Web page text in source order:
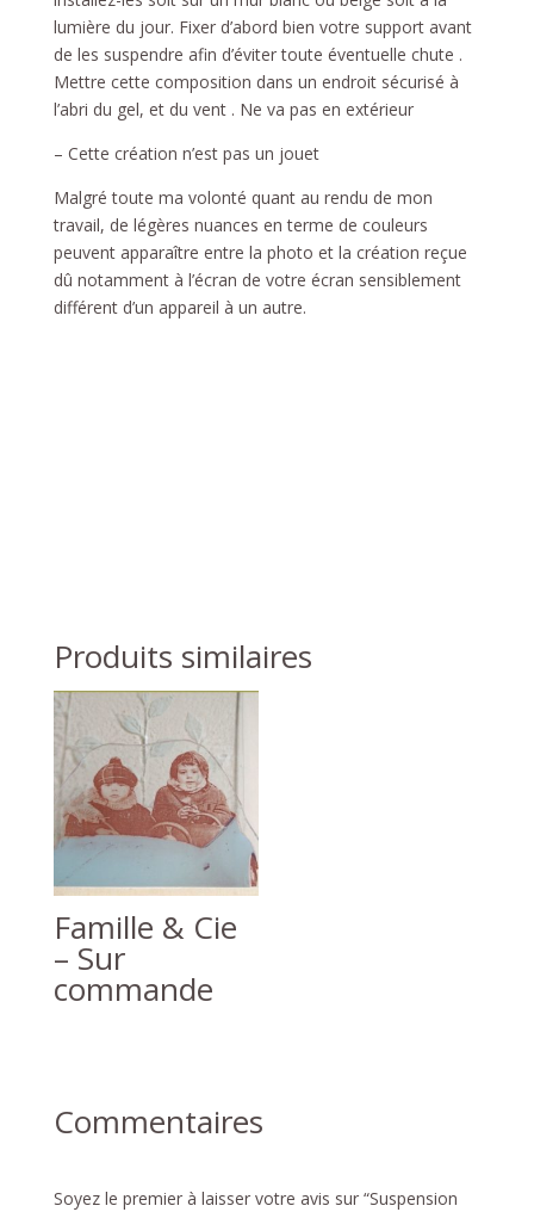
lumière du jour. Fixer d’abord bien votre support avant
de les suspendre afin d’éviter toute éventuelle chute .
Mettre cette composition dans un endroit sécurisé à
l’abri du gel, et du vent . Ne va pas en extérieur
– Cette création n’est pas un jouet
Malgré toute ma volonté quant au rendu de mon
travail, de légères nuances en terme de couleurs
peuvent apparaître entre la photo et la création reçue
dû notamment à l’écran de votre écran sensiblement
différent d’un appareil à un autre.
Produits similaires
Famille & Cie
– Sur
commande
Commentaires
Soyez le premier à laisser votre avis sur “Suspension